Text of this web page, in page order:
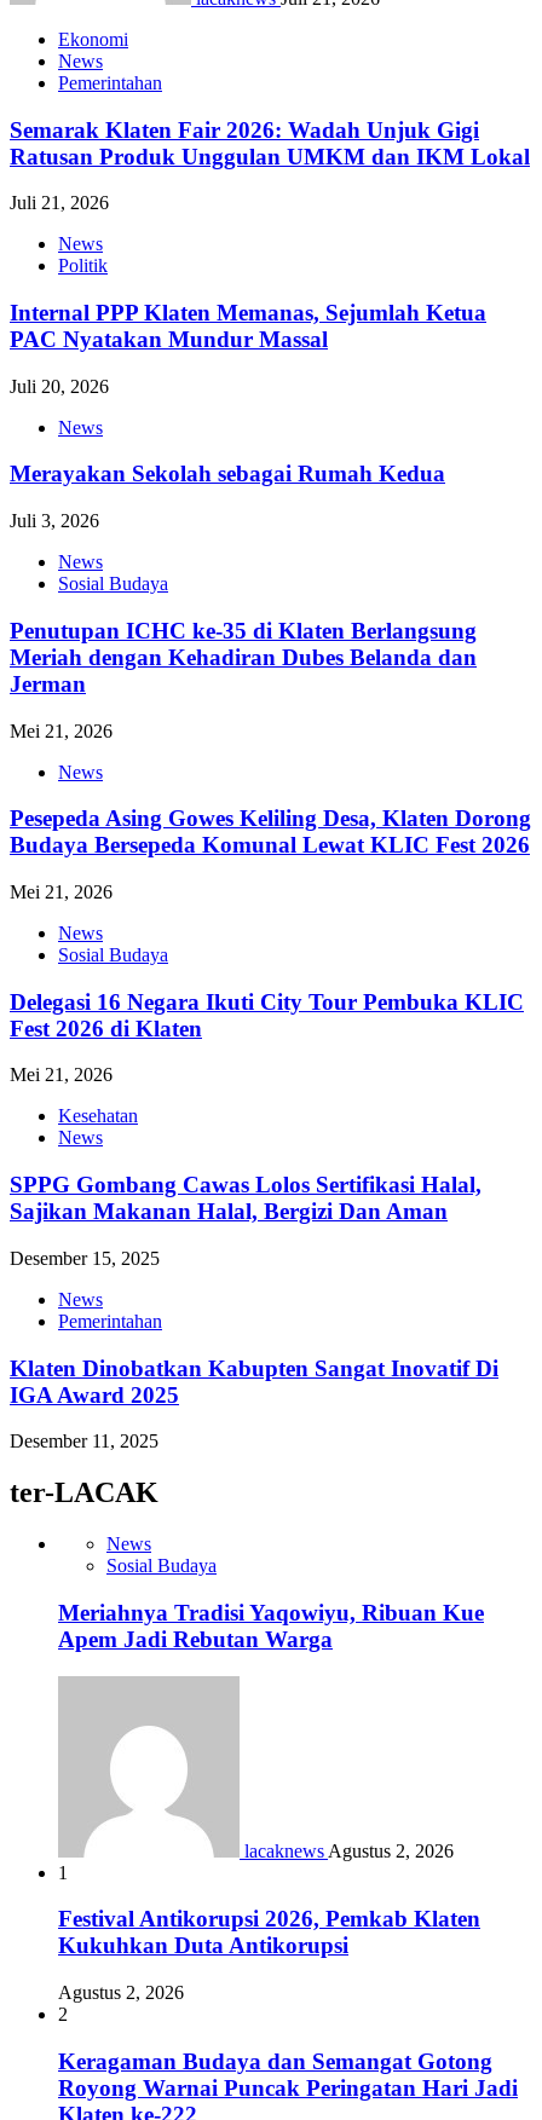
Ekonomi
News
Pemerintahan
Semarak Klaten Fair 2026: Wadah Unjuk Gigi
Ratusan Produk Unggulan UMKM dan IKM Lokal
Juli 21, 2026
News
Politik
Internal PPP Klaten Memanas, Sejumlah Ketua
PAC Nyatakan Mundur Massal
Juli 20, 2026
News
Merayakan Sekolah sebagai Rumah Kedua
Juli 3, 2026
News
Sosial Budaya
Penutupan ICHC ke-35 di Klaten Berlangsung
Meriah dengan Kehadiran Dubes Belanda dan
Jerman
Mei 21, 2026
News
Pesepeda Asing Gowes Keliling Desa, Klaten Dorong
Budaya Bersepeda Komunal Lewat KLIC Fest 2026
Mei 21, 2026
News
Sosial Budaya
Delegasi 16 Negara Ikuti City Tour Pembuka KLIC
Fest 2026 di Klaten
Mei 21, 2026
Kesehatan
News
SPPG Gombang Cawas Lolos Sertifikasi Halal,
Sajikan Makanan Halal, Bergizi Dan Aman
Desember 15, 2025
News
Pemerintahan
Klaten Dinobatkan Kabupten Sangat Inovatif Di
IGA Award 2025
Desember 11, 2025
ter-LACAK
News
Sosial Budaya
Meriahnya Tradisi Yaqowiyu, Ribuan Kue
Apem Jadi Rebutan Warga
lacaknews Agustus 2, 2026
1
Festival Antikorupsi 2026, Pemkab Klaten
Kukuhkan Duta Antikorupsi
Agustus 2, 2026
2
Keragaman Budaya dan Semangat Gotong
Royong Warnai Puncak Peringatan Hari Jadi
Klaten ke-222